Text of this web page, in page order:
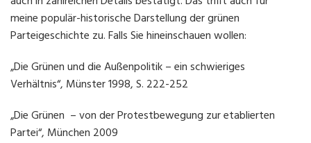
meine populär-historische Darstellung der grünen
Parteigeschichte zu. Falls Sie hineinschauen wollen:
„Die Grünen und die Außenpolitik – ein schwieriges
Verhältnis“, Münster 1998, S. 222-252
„Die Grünen – von der Protestbewegung zur etablierten
Partei“, München 2009